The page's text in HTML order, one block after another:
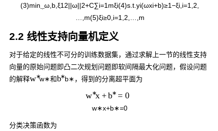
(3)min ω b ξ1 2||ω||2+C∑i=1 mξi(4)s t yi(ωxi+b)≥1−ξi i=1 2
m(5)ξi≥0, i=1 2 m
2.2 线性支持向量机定义
对于给定的线性不可分的训练数据集，通过求解上一节的线性支持
向量的原始问题即凸二次规划问题即软间隔最大化问题，假设问题
的解释w∗w∗和b∗b∗ ，得到的分离超平面为
w∗x +b∗ = 0
w∗x+b∗=0
分类决策函数为